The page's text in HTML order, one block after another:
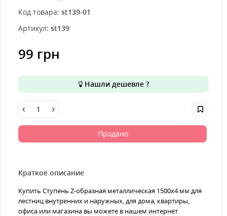
Код товара: st139-01
Артикул: st139
99 грн
Нашли дешевле ?
Продано
Краткое описание
Купить Ступень Z-образная металлическая 1500x4 мм для
лестниц внутренних и наружных, для дома, квартиры,
офиса или магазина вы можете в нашем интернет